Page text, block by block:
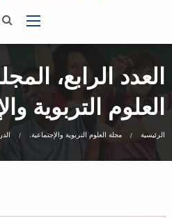
العدد الرابع،
العلوم التربوية
الرئيسية مجلة العلوم التربوية والإجتماعية.